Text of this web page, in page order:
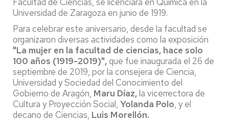
Universidad de Zaragoza en junio de 1919.
Para celebrar este aniversario, desde la facultad se
organizaron diversas actividades como la exposición
"La mujer en la facultad de ciencias, hace solo
100 años (1919-2019)",que fue inaugurada el 26 de
septiembre de 2019, por la consejera de Ciencia,
Universidad y Sociedad del Conocimiento del
Gobierno de Aragón, Maru Díaz,la vicerrectora de
Cultura y Proyección Social, Yolanda Polo, y el
decano de Ciencias, Luis Morellón.